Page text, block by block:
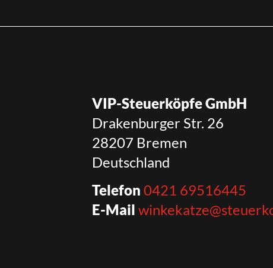
VIP-Steuerköpfe GmbH
Drakenburger Str. 26
28207 Bremen
Deutschland
Telefon 0421 69516445
E-Mail